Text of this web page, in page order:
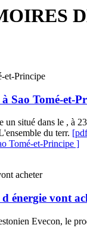
Sao Tomé-et-
situé dans le , à
du terr.
Tomé-et-Principe ]
énergie vont
Evecon, le